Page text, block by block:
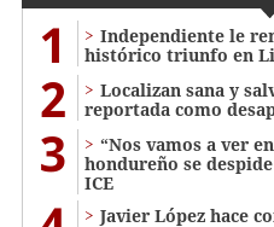
1
Independiente le
histórico triunfo en
2
Localizan sana y
reportada como
3
“Nos vamos a ver
hondureño se
ICE
Javier López hace